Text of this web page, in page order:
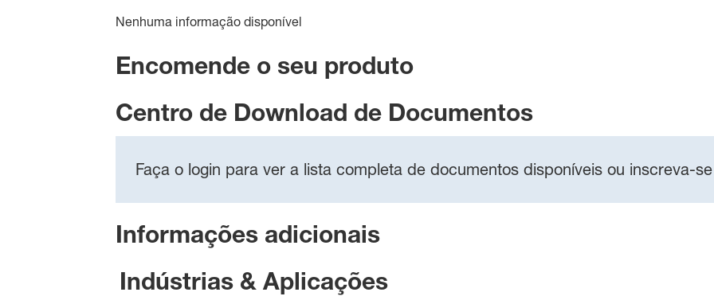
Nenhuma informação disponível
Encomende o seu produto
Centro de Download de Documentos
Faça o login para ver a lista completa de documentos disponíveis ou inscreva-se
Informações adicionais
Indústrias & Aplicações